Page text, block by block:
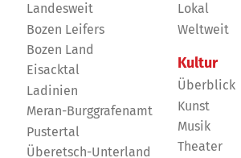
Landesweit
Bozen Leifers
Bozen Land
Eisacktal
Ladinien
Meran-Burggrafenamt
Pustertal
Überetsch-Unterland
Lokal
Weltweit
Kultur
Überblick
Kunst
Musik
Theater